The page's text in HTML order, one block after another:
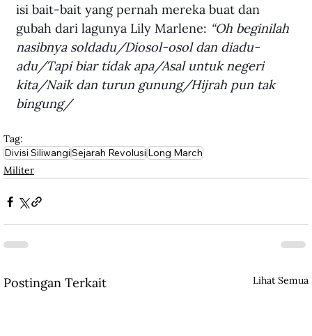
isi bait-bait yang pernah mereka buat dan
gubah dari lagunya Lily Marlene: “Oh beginilah
nasibnya soldadu/Diosol-osol dan diadu-
adu/Tapi biar tidak apa/Asal untuk negeri
kita/Naik dan turun gunung/Hijrah pun tak
bingung/
Tag:
Divisi SiliwangiSejarah RevolusiLong March
Militer
Postingan Terkait Lihat Semua